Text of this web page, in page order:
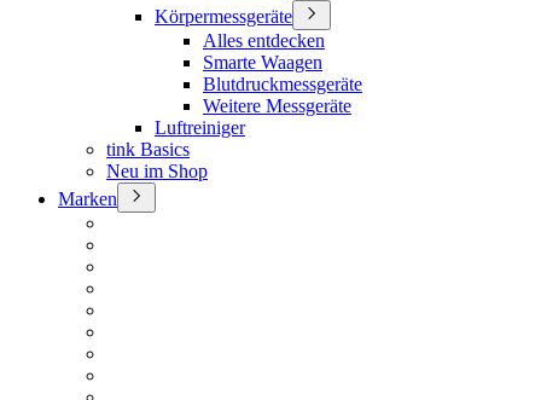
Körpermessgeräte
Alles entdecken
Smarte Waagen
Blutdruckmessgeräte
Weitere Messgeräte
Luftreiniger
tink Basics
Neu im Shop
Marken